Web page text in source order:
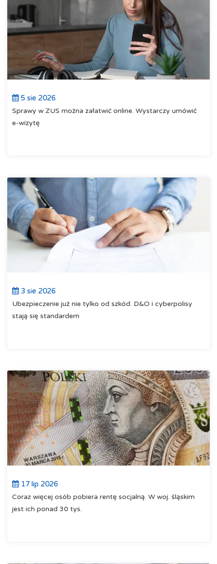
5 sie 2026
Sprawy w ZUS można załatwić online. Wystarczy umówić
e-wizytę
3 sie 2026
Ubezpieczenie już nie tylko od szkód. D&O i cyberpolisy
stają się standardem
17 lip 2026
Coraz więcej osób pobiera rentę socjalną. W woj. śląskim
jest ich ponad 30 tys.